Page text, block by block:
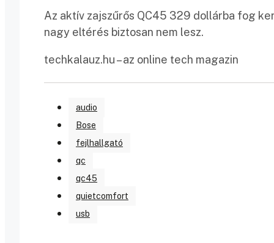
Az aktív zajszűrős QC45 329 dollárba fog
nagy eltérés biztosan nem lesz.
techkalauz.hu – az online tech magazin
audio
Bose
fejlhallgató
qc
qc45
quietcomfort
usb